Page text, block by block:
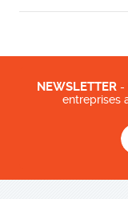
NEWSLETTER -
entreprises